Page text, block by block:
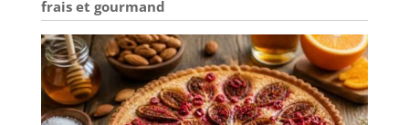
frais et gourmand